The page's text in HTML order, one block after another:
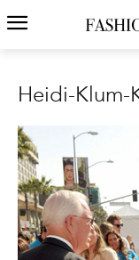
Heidi-Klum-